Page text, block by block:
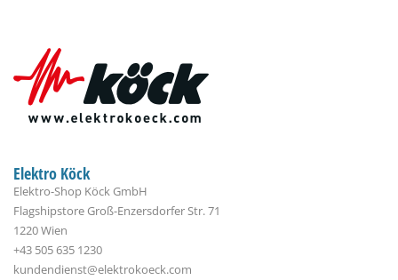
Elektro Köck
Elektro-Shop Köck GmbH
Flagshipstore Groß-Enzersdorfer Str. 71
1220 Wien
+43 505 635 1230
kundendienst@elektrokoeck.com